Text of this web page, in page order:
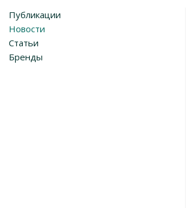
Публикации
Новости
Статьи
Бренды